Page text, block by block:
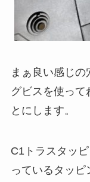
まぁ良い感じ
グビスを使って
とにします。
C1トラスタッ
っているタッピ